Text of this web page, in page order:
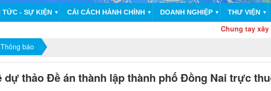
TỨC - SỰ KIỆN ▼ CẢI CÁCH HÀNH CHÍNH ▼ DOANH NGHIỆP ▼ THƯ VIỆN ▼
Chung tay xây
Thông báo
dự thảo Đề án thành lập thành phố Đồng Nai trực